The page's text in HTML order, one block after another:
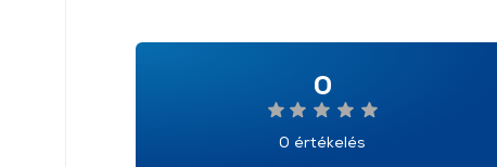
0
0 értékelés